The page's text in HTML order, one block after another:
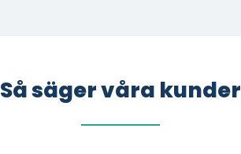
Så säger våra kunder